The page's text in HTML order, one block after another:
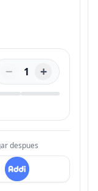
− 1 +
despues